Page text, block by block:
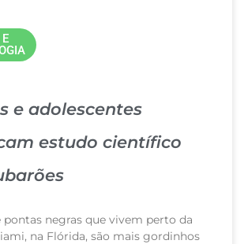
e adolescentes
estudo científico
pontas negras que vivem perto da
na Flórida, são mais gordinhos